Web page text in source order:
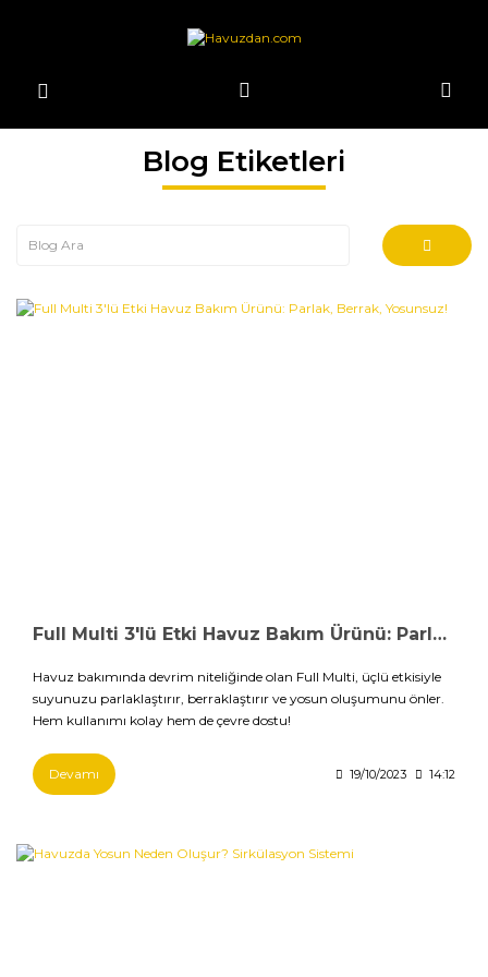
Blog Etiketleri
Full Multi 3'lü Etki Havuz Bakım Ürünü: Parlak, Berrak, Yosunsuz!
Havuz bakımında devrim niteliğinde olan Full Multi, üçlü etkisiyle
suyunuzu parlaklaştırır, berraklaştırır ve yosun oluşumunu önler.
Hem kullanımı kolay hem de çevre dostu!
Devamı 19/10/2023 14:12